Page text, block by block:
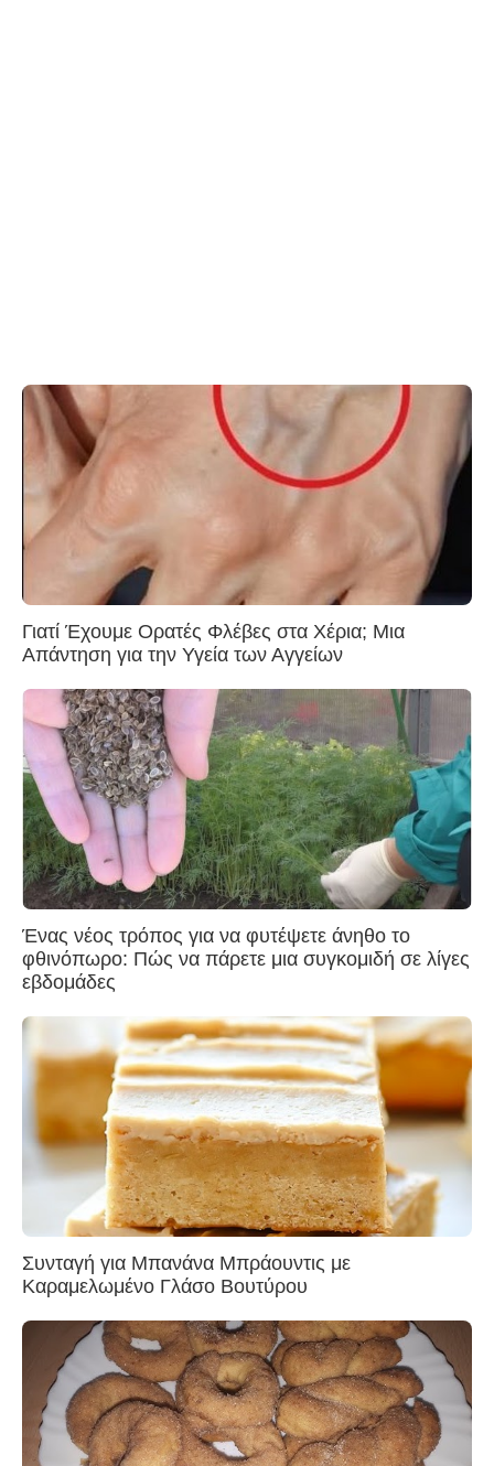
Γιατί Έχουμε Ορατές Φλέβες στα Χέρια; Μια
Απάντηση για την Υγεία των Αγγείων
Ένας νέος τρόπος για να φυτέψετε άνηθο το
φθινόπωρο: Πώς να πάρετε μια συγκομιδή σε λίγες
εβδομάδες
Συνταγή για Μπανάνα Μπράουντις με
Καραμελωμένο Γλάσο Βουτύρου